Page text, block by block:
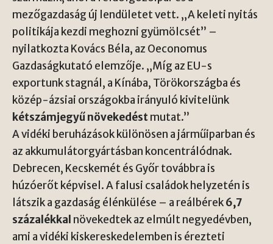
mezőgazdaság új lendületet vett. „A keleti nyitás
politikája kezdi meghozni gyümölcsét” –
nyilatkozta Kovács Béla, az Oeconomus
Gazdaságkutató elemzője. „Míg az EU-s
exportunk stagnál, a Kínába, Törökországba és
közép-ázsiai országokba irányuló kivitelünk
kétszámjegyű növekedéstmutat.”
A vidéki beruházások különösen a járműiparban és
az akkumulátorgyártásban koncentrálódnak.
Debrecen, Kecskemét és Győr továbbra is
húzóerőt képvisel. A falusi családok helyzetén is
látszik a gazdaság élénkülése – a reálbérek6,7
százalékkal növekedtek az elmúlt negyedévben,
ami a vidéki kiskereskedelemben is érezteti